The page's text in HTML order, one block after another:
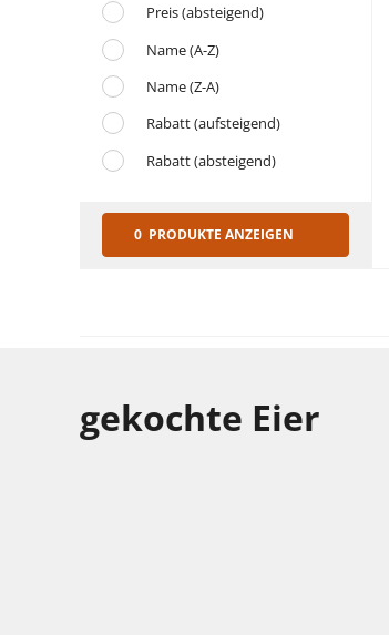
Preis (absteigend)
Name (A-Z)
Name (Z-A)
Rabatt (aufsteigend)
Rabatt (absteigend)
0 PRODUKTE ANZEIGEN
gekochte Eier